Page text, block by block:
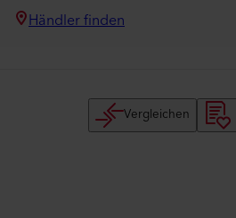
Händler finden
Vergleichen